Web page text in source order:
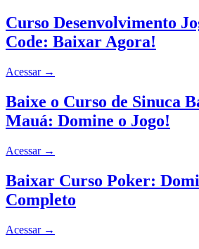
Curso Desenvolvimento
Code: Baixar Agora!
Acessar →
Baixe o Curso de Sinuca
Mauá: Domine o Jogo!
Acessar →
Baixar Curso Poker:
Completo
Acessar →